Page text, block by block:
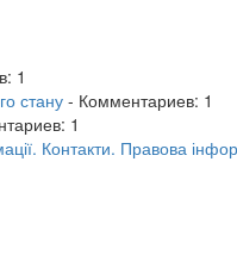
1
стану - Комментариев: 1
1
Контакти. Правова